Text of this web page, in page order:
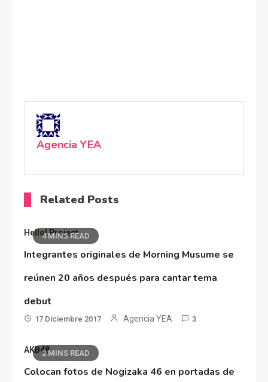
Agencia YEA
Related Posts
4 MINS READ
Hello! Project
Integrantes originales de Morning Musume se
reúnen 20 años después para cantar tema
debut
17 Diciembre 2017 Agencia YEA 3
2 MINS READ
AKB48
Colocan fotos de Nogizaka 46 en portadas de